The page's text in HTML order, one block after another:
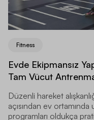
Fitness
Evde Ekipmansız
Tam Vücut
Düzenli hareket
açısından ev
programları oldukça